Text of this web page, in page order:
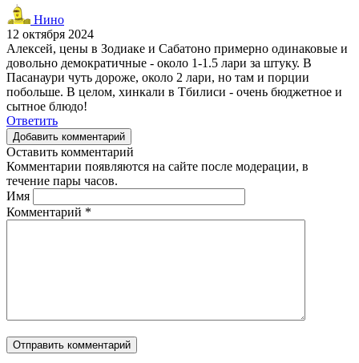
Нино
12 октября 2024
Алексей, цены в Зодиаке и Сабатоно примерно одинаковые и
довольно демократичные - около 1-1.5 лари за штуку. В
Пасанаури чуть дороже, около 2 лари, но там и порции
побольше. В целом, хинкали в Тбилиси - очень бюджетное и
сытное блюдо!
Ответить
Добавить комментарий
Оставить комментарий
Комментарии появляются на сайте после модерации, в
течение пары часов.
Имя
Комментарий *